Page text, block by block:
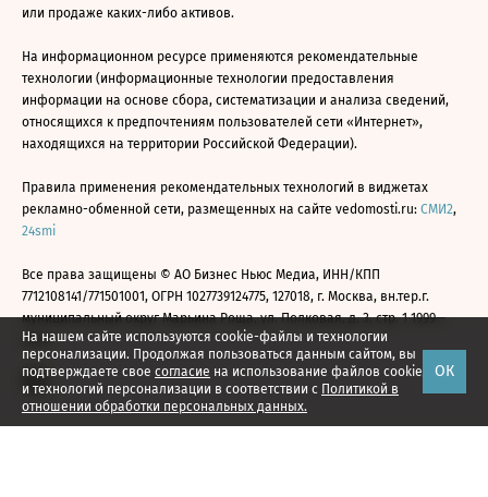
На нашем сайте используются cookie-файлы и технологии
персонализации. Продолжая пользоваться данным сайтом, вы
подтверждаете свое согласие на использование файлов cookie
и технологий персонализации в соответствии с Политикой в
отношении обработки персональных данных.
ОК
или продаже каких-либо активов.
На информационном ресурсе применяются рекомендательные
технологии (информационные технологии предоставления
информации на основе сбора, систематизации и анализа сведений,
относящихся к предпочтениям пользователей сети «Интернет»,
находящихся на территории Российской Федерации).
Правила применения рекомендательных технологий в виджетах
рекламно-обменной сети, размещенных на сайте vedomosti.ru: СМИ2,
24smi
Все права защищены © АО Бизнес Ньюс Медиа, ИНН/КПП
7712108141/771501001, ОГРН 1027739124775, 127018, г. Москва, вн.тер.г.
муниципальный округ Марьина Роща, ул. Полковая, д. 3, стр. 1 1999—
2026